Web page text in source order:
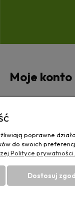
Moje konto
Przechowalnia
poprawne
do swoich
Polityce prywatności.
Dostosuj